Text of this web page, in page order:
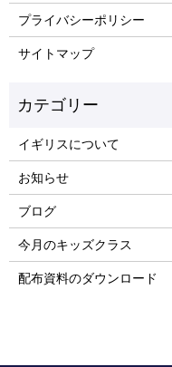
プライバシーポリシー
サイトマップ
イギリスについて
お知らせ
ブログ
今月のキッズクラス
配布資料のダウンロード